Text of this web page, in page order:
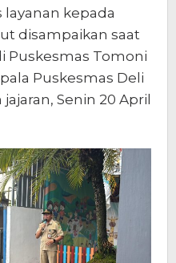
kepada
disampaikan saat
Puskesmas Tomoni
Puskesmas Deli
Senin 20 April